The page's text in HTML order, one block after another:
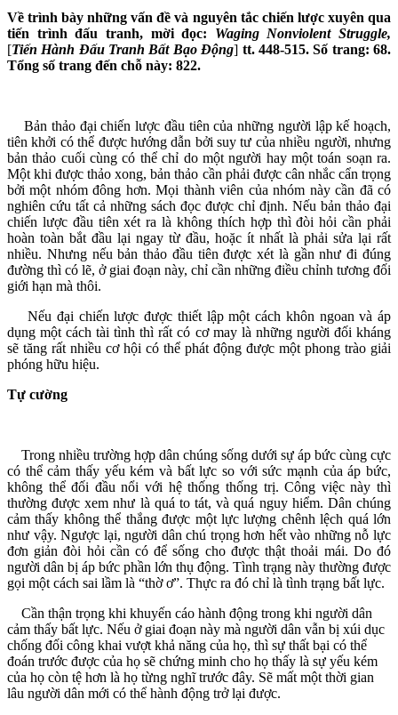
Về trình bày những vấn đề và nguyên tắc chiến lược xuyên qua
tiến trình đấu tranh, mời đọc: Waging Nonviolent Struggle,
[Tiến Hành Đấu Tranh Bất Bạo Động] tt. 448-515. Số trang: 68.
Tổng số trang đến chỗ này: 822.
Bản thảo đại chiến lược đầu tiên của những người lập kế hoạch,
tiên khởi có thể được hướng dẫn bởi suy tư của nhiều người, nhưng
bản thảo cuối cùng có thể chỉ do một người hay một toán soạn ra.
Một khi được thảo xong, bản thảo cần phải được cân nhắc cẩn trọng
bởi một nhóm đông hơn. Mọi thành viên của nhóm này cần đã có
nghiên cứu tất cả những sách đọc được chỉ định. Nếu bản thảo đại
chiến lược đầu tiên xét ra là không thích hợp thì đòi hỏi cần phải
hoàn toàn bắt đầu lại ngay từ đầu, hoặc ít nhất là phải sửa lại rất
nhiều. Nhưng nếu bản thảo đầu tiên được xét là gần như đi đúng
đường thì có lẽ, ở giai đoạn này, chỉ cần những điều chỉnh tương đối
giới hạn mà thôi.
Nếu đại chiến lược được thiết lập một cách khôn ngoan và áp
dụng một cách tài tình thì rất có cơ may là những người đối kháng
sẽ tăng rất nhiều cơ hội có thể phát động được một phong trào giải
phóng hữu hiệu.
Tự cường
Trong nhiều trường hợp dân chúng sống dưới sự áp bức cùng cực
có thể cảm thấy yếu kém và bất lực so với sức mạnh của áp bức,
không thể đối đầu nổi với hệ thống thống trị. Công việc này thì
thường được xem như là quá to tát, và quá nguy hiểm. Dân chúng
cảm thấy không thể thắng được một lực lượng chênh lệch quá lớn
như vậy. Ngược lại, người dân chú trọng hơn hết vào những nỗ lực
đơn giản đòi hỏi cần có để sống cho được thật thoải mái. Do đó
người dân bị áp bức phần lớn thụ động. Tình trạng này thường được
gọi một cách sai lầm là “thờ ơ”. Thực ra đó chỉ là tình trạng bất lực.
Cần thận trọng khi khuyến cáo hành động trong khi người dân
cảm thấy bất lực. Nếu ở giai đoạn này mà người dân vẫn bị xúi dục
chống đối công khai vượt khả năng của họ, thì sự thất bại có thể
đoán trước được của họ sẽ chứng minh cho họ thấy là sự yếu kém
của họ còn tệ hơn là họ từng nghĩ trước đây. Sẽ mất một thời gian
lâu người dân mới có thể hành động trở lại được.